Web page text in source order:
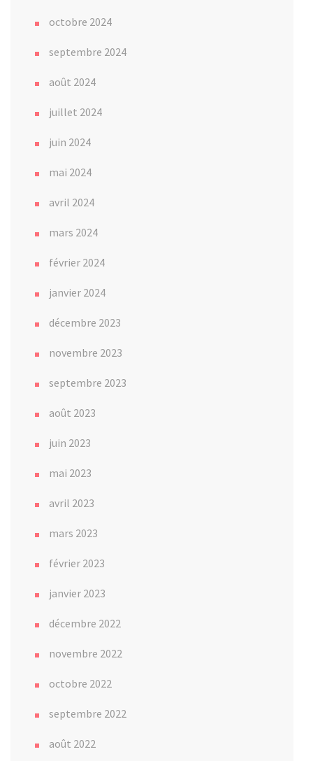
octobre 2024
septembre 2024
août 2024
juillet 2024
juin 2024
mai 2024
avril 2024
mars 2024
février 2024
janvier 2024
décembre 2023
novembre 2023
septembre 2023
août 2023
juin 2023
mai 2023
avril 2023
mars 2023
février 2023
janvier 2023
décembre 2022
novembre 2022
octobre 2022
septembre 2022
août 2022